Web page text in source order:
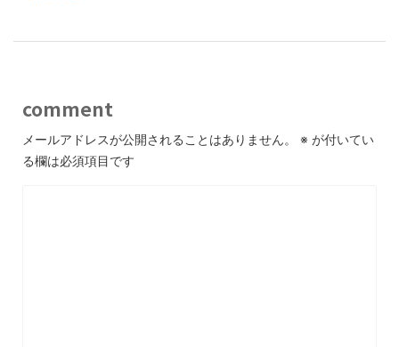
comment
メールアドレスが公開されることはありません。 ※ が付いてい
る欄は必須項目です